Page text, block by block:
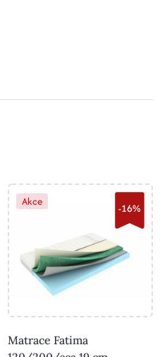
Akce
-16%
Matrace Fatima